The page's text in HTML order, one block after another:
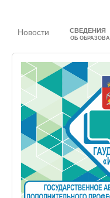
Новости СВЕДЕНИЯ
ОБ